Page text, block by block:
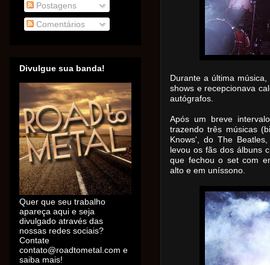
Durante a última
shows e recepcionava
autógrafos.
Após um breve
trazendo três músicas
Knows', do The
levou os fãs dos álbuns
que fechou o set com
alto e em uníssono.
Postagens
Comentários
Divulgue sua banda!
Quer que seu trabalho
apareça aqui e seja
divulgado através das
nossas redes sociais?
Contate
contato@roadtometal.com e
saiba mais!